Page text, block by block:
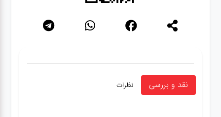
نقد و بررسی نظرات